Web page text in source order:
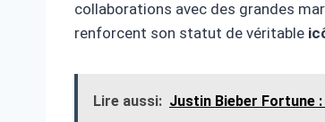
collaborations avec des grandes
renforcent son statut de véritable
Lire aussi: Justin Bieber Fortune